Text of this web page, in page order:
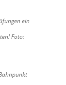
ein
Foto: